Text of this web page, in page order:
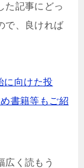
た記事にどっ
で、良ければ
に向けた投
書籍等もご紹
広く読もう